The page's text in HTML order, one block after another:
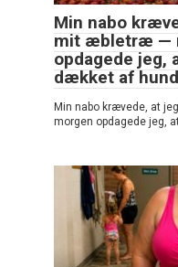
Min nabo
mit æbletræ —
opdagede jeg,
dækket af
Min nabo krævede, at
morgen opdagede jeg,